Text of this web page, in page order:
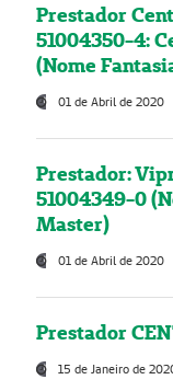
Prestador
51004350-4:
(Nome
01 de Abril de 2020
Prestador:
51004349-0
Master)
01 de Abril de 2020
Prestador
15 de Janeiro de